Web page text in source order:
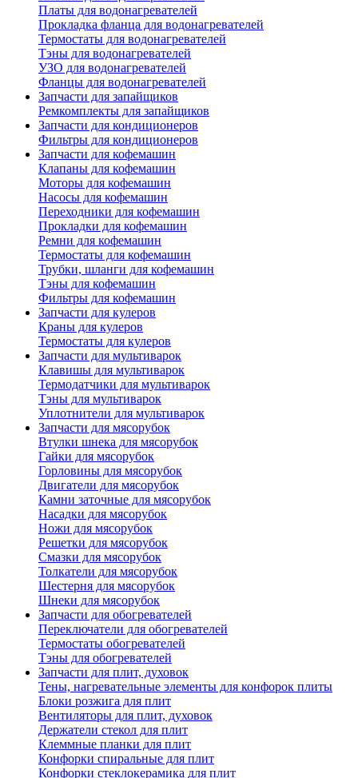
Платы для водонагревателей
Прокладка фланца для водонагревателей
Термостаты для водонагревателей
Тэны для водонагревателей
УЗО для водонагревателей
Фланцы для водонагревателей
Запчасти для запайщиков
Ремкомплекты для запайщиков
Запчасти для кондиционеров
Фильтры для кондиционеров
Запчасти для кофемашин
Клапаны для кофемашин
Моторы для кофемашин
Насосы для кофемашин
Переходники для кофемашин
Прокладки для кофемашин
Ремни для кофемашин
Термостаты для кофемашин
Трубки, шланги для кофемашин
Тэны для кофемашин
Фильтры для кофемашин
Запчасти для кулеров
Краны для кулеров
Термостаты для кулеров
Запчасти для мультиварок
Клавишы для мультиварок
Термодатчики для мультиварок
Тэны для мультиварок
Уплотнители для мультиварок
Запчасти для мясорубок
Втулки шнека для мясорубок
Гайки для мясорубок
Горловины для мясорубок
Двигатели для мясорубок
Камни заточные для мясорубок
Насадки для мясорубок
Ножи для мясорубок
Решетки для мясорубок
Смазки для мясорубок
Толкатели для мясорубок
Шестерня для мясорубок
Шнеки для мясорубок
Запчасти для обогревателей
Переключатели для обогревателей
Термостаты обогревателей
Тэны для обогревателей
Запчасти для плит, духовок
Тены, нагревательные элементы для конфорок плиты
Блоки розжига для плит
Вентиляторы для плит, духовок
Держатели стекол для плит
Клеммные планки для плит
Конфорки спиральные для плит
Конфорки стеклокерамика для плит